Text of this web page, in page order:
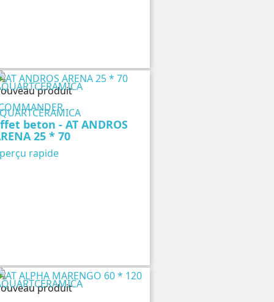
produit
beton - AT ANDROS
25 * 70
rapide
produit